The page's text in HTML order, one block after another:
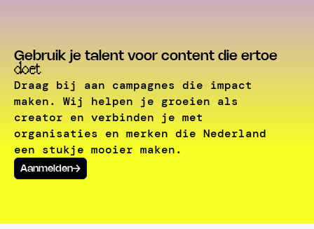
Gebruik je talent voor content die ertoe
doet
Draag bij aan campagnes die impact
maken. Wij helpen je groeien als
creator en verbinden je met
organisaties en merken die Nederland
een stukje mooier maken.
Aanmelden